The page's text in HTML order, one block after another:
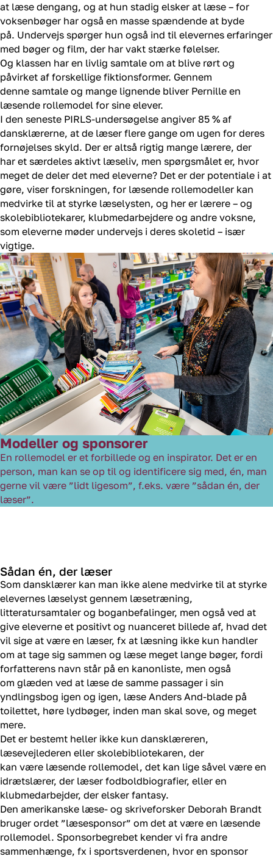
at læse dengang, og at hun stadig elsker at læse – for
voksenbøger har også en masse spændende at byde
på. Undervejs spørger hun også ind til elevernes erfaringer
med bøger og film, der har vakt stærke følelser.
Og klassen har en livlig samtale om at blive rørt og
påvirket af forskellige fiktionsformer. Gennem
denne samtale og mange lignende bliver Pernille en
læsende rollemodel for sine elever.
I den seneste PIRLS-undersøgelse angiver 85 % af
dansklærerne, at de læser flere gange om ugen for deres
fornøjelses skyld. Der er altså rigtig mange lærere, der
har et særdeles aktivt læseliv, men spørgsmålet er, hvor
meget de deler det med eleverne? Det er der potentiale i at
gøre, viser forskningen, for læsende rollemodeller kan
medvirke til at styrke læselysten, og her er lærere – og
skolebibliotekarer, klubmedarbejdere og andre voksne,
som eleverne møder undervejs i deres skoletid – især
vigtige.
Modeller og sponsorer
En rollemodel er et forbillede og en inspirator. Det er en
person, man kan se op til og identificere sig med, én, man
gerne vil være ”lidt ligesom”, f.eks. være ”sådan én, der
læser”.
Sådan én, der læser
Som dansklærer kan man ikke alene medvirke til at styrke
elevernes læselyst gennem læsetræning,
litteratursamtaler og boganbefalinger, men også ved at
give eleverne et positivt og nuanceret billede af, hvad det
vil sige at være en læser, fx at læsning ikke kun handler
om at tage sig sammen og læse meget lange bøger, fordi
forfatterens navn står på en kanonliste, men også
om glæden ved at læse de samme passager i sin
yndlingsbog igen og igen, læse Anders And-blade på
toilettet, høre lydbøger, inden man skal sove, og meget
mere.
Det er bestemt heller ikke kun dansklæreren,
læsevejlederen eller skolebibliotekaren, der
kan være læsende rollemodel, det kan lige såvel være en
idrætslærer, der læser fodboldbiografier, eller en
klubmedarbejder, der elsker fantasy.
Den amerikanske læse- og skriveforsker Deborah Brandt
bruger ordet ”læsesponsor” om det at være en læsende
rollemodel. Sponsorbegrebet kender vi fra andre
sammenhænge, fx i sportsverdenen, hvor en sponsor